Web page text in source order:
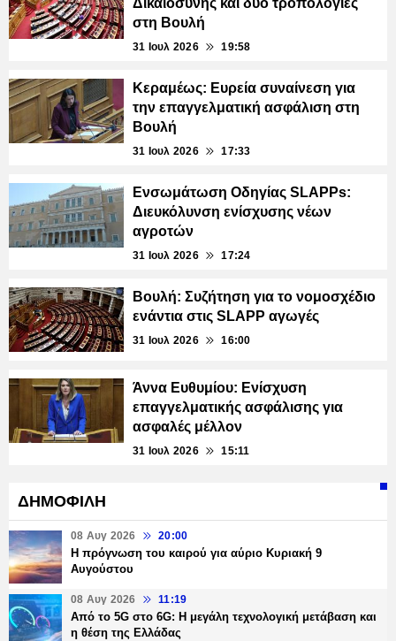
Δικαιοσύνης και δύο τροπολογίες
στη Βουλή
31 Ιουλ 2026 19:58
Κεραμέως: Ευρεία συναίνεση για
την επαγγελματική ασφάλιση στη
Βουλή
31 Ιουλ 2026 17:33
Ενσωμάτωση Οδηγίας SLAPPs:
Διευκόλυνση ενίσχυσης νέων
αγροτών
31 Ιουλ 2026 17:24
Βουλή: Συζήτηση για το νομοσχέδιο
ενάντια στις SLAPP αγωγές
31 Ιουλ 2026 16:00
Άννα Ευθυμίου: Ενίσχυση
επαγγελματικής ασφάλισης για
ασφαλές μέλλον
31 Ιουλ 2026 15:11
ΔΗΜΟΦΙΛΗ
08 Αυγ 2026 20:00
Η πρόγνωση του καιρού για αύριο Κυριακή 9
Αυγούστου
08 Αυγ 2026 11:19
Από το 5G στο 6G: Η μεγάλη τεχνολογική μετάβαση και
η θέση της Ελλάδας